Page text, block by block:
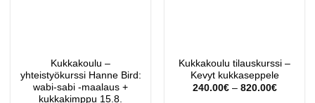
Kukkakoulu –
yhteistyökurssi Hanne Bird:
wabi-sabi -maalaus +
kukkakimppu 15.8.
Kukkakoulu tilauskurssi –
Kevyt kukkaseppele
240.00€ – 820.00€